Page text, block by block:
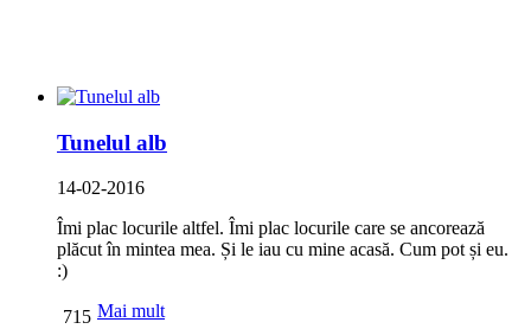
Tunelul alb
14-02-2016
Îmi plac locurile altfel. Îmi plac locurile care se ancorează
plăcut în mintea mea. Și le iau cu mine acasă. Cum pot și eu.
:)
Mai mult
715